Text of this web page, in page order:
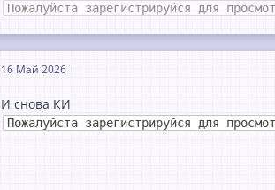
Пожалуйста зарегистрируйся для
16 Май 2026
И снова КИ
Пожалуйста зарегистрируйся для